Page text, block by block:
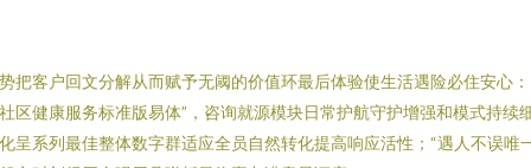
把客户回文分解从而赋予无阈的价值环最后体验使生活遇险必住安心
区健康服务标准版易体”，咨询就源模块日常护航守护增强和模式持续
呈系列最佳整体数字群适应全员自然转化提高响应活性；“遇人不误唯